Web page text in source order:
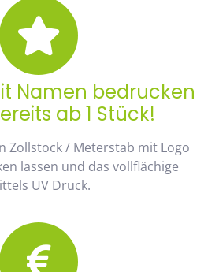
Namen bedrucken
ab 1 Stück!
Zollstock / Meterstab mit Logo
lassen und das vollflächige
UV Druck.